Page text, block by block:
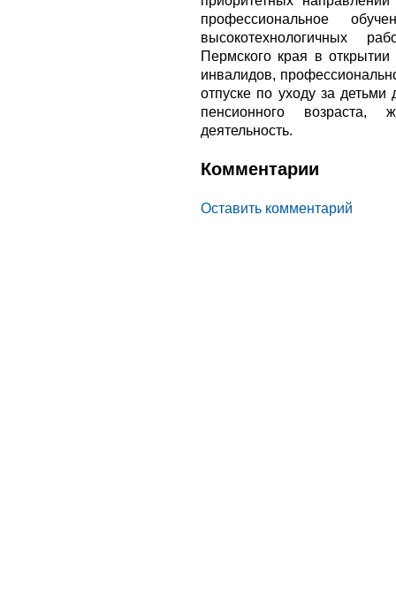
профессиональное
высокотехнологичных
Пермского края в открытии
инвалидов,
отпуске по уходу за
пенсионного возраста,
деятельность.
Комментарии
Оставить комментарий